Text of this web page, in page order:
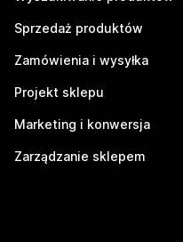
Sprzedaż produktów
Zamówienia i wysyłka
Projekt sklepu
Marketing i konwersja
Zarządzanie sklepem